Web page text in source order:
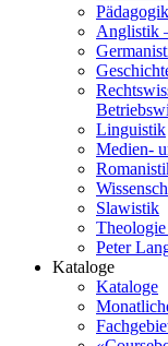
Pädagogik
Anglistik
Linguistik
Medien-
Slawistik
Peter
Kataloge
Kataloge